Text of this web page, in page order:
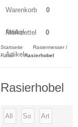
Warenkorb 0
Artikel
Merkzettel 0
Artikel
Startseite
Rasiermesser /
Rasur
Rasierhobel
Rasierhobel